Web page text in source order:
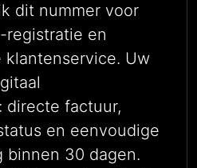
dit nummer voor
registratie en
Uw
directe factuur,
en eenvoudige
binnen 30 dagen.